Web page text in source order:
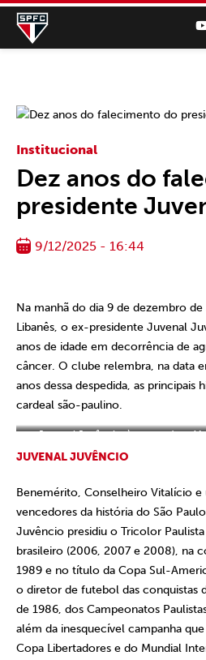
Institucional
Dez anos do
presidente
9/12/2025 - 16:44
Na manhã do dia 9 de dezembro
Libanês, o ex-presidente Juvenal
anos de idade em decorrência de
câncer. O clube relembra, na data
anos dessa despedida, as principais
cardeal são-paulino.
Juvenal Juvêncio, à esquerda, e
direita, em jantar de comemoração
JUVENAL JUVÊNCIO
Benemérito, Conselheiro Vitalício e
vencedores da história do São
Juvêncio presidiu o Tricolor
brasileiro (2006, 2007 e 2008), na
1989 e no título da Copa Sul-
o diretor de futebol das conquistas
de 1986, dos Campeonatos
além da inesquecível campanha
Copa Libertadores e do Mundial